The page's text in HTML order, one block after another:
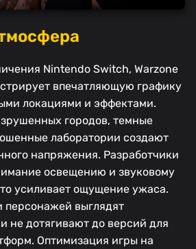
Nintendo Switch, Warzone
впечатляющую графику
локациями и эффектами.
городов, темные
лаборатории создают
напряжения. Разработчики
освещению и звуковому
усиливает ощущение ужаса.
персонажей выглядят
не дотягивают до версий для
Оптимизация игры на